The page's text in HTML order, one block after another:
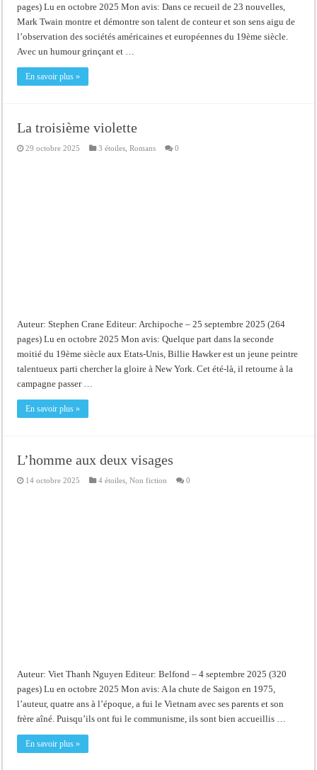
pages) Lu en octobre 2025 Mon avis: Dans ce recueil de 23 nouvelles,
Mark Twain montre et démontre son talent de conteur et son sens aigu de
l’observation des sociétés américaines et européennes du 19ème siècle.
Avec un humour grinçant et …
En savoir plus »
La troisième violette
29 octobre 2025 3 étoiles ,Romans 0
Auteur: Stephen Crane Editeur: Archipoche – 25 septembre 2025 (264
pages) Lu en octobre 2025 Mon avis: Quelque part dans la seconde
moitié du 19ème siècle aux Etats-Unis, Billie Hawker est un jeune peintre
talentueux parti chercher la gloire à New York. Cet été-là, il retourne à la
campagne passer …
En savoir plus »
L’homme aux deux visages
14 octobre 2025 4 étoiles ,Non fiction 0
Auteur: Viet Thanh Nguyen Editeur: Belfond – 4 septembre 2025 (320
pages) Lu en octobre 2025 Mon avis: A la chute de Saigon en 1975,
l’auteur, quatre ans à l’époque, a fui le Vietnam avec ses parents et son
frère aîné. Puisqu’ils ont fui le communisme, ils sont bien accueillis …
En savoir plus »